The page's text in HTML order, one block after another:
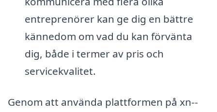
entreprenörer kan ge dig en bättre
kännedom om vad du kan förvänta
dig, både i termer av pris och
servicekvalitet.
Genom att använda plattformen på xn--